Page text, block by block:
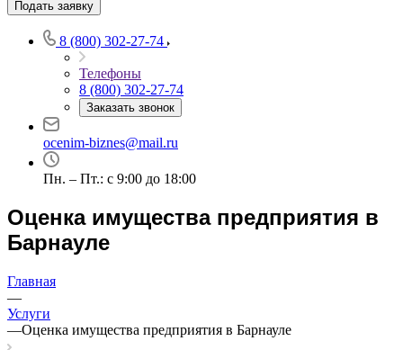
Подать заявку
8 (800) 302-27-74
Телефоны
8 (800) 302-27-74
Заказать звонок
ocenim-biznes@mail.ru
Пн. – Пт.: с 9:00 до 18:00
Оценка имущества предприятия в
Барнауле
Главная
—
Услуги
—Оценка имущества предприятия в Барнауле
Выберите ваш город